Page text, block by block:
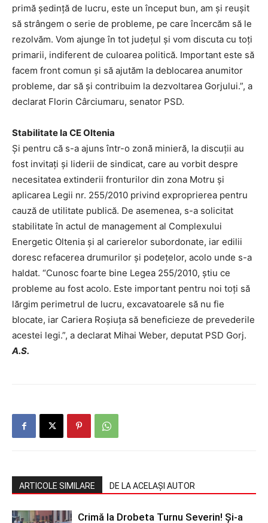
primă ședință de lucru, este un început bun, am și reușit
să strângem o serie de probleme, pe care încercăm să le
rezolvăm. Vom ajunge în tot județul și vom discuta cu toți
primarii, indiferent de culoarea politică. Important este să
facem front comun și să ajutăm la deblocarea anumitor
probleme, dar să și contribuim la dezvoltarea Gorjului.”, a
declarat Florin Cârciumaru, senator PSD.
Stabilitate la CE Oltenia
Și pentru că s-a ajuns într-o zonă minieră, la discuții au
fost invitați și liderii de sindicat, care au vorbit despre
necesitatea extinderii fronturilor din zona Motru și
aplicarea Legii nr. 255/2010 privind exproprierea pentru
cauză de utilitate publică. De asemenea, s-a solicitat
stabilitate în actul de management al Complexului
Energetic Oltenia și al carierelor subordonate, iar edilii
doresc refacerea drumurilor și podețelor, acolo unde s-a
haldat. “Cunosc foarte bine Legea 255/2010, știu ce
probleme au fost acolo. Este important pentru noi toți să
lărgim perimetrul de lucru, excavatoarele să nu fie
blocate, iar Cariera Roșiuța să beneficieze de prevederile
acestei legi.”, a declarat Mihai Weber, deputat PSD Gorj.
A.S.
ARTICOLE SIMILARE DE LA ACELAȘI AUTOR
Crimă la Drobeta Turnu Severin! Și-a